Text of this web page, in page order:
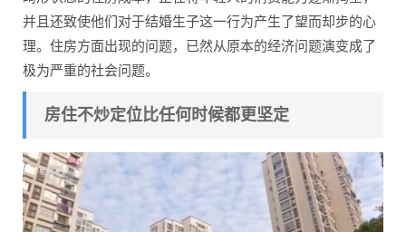
并且还致使他们对于结婚生子这一行为产生了望而却步的心
理。住房方面出现的问题，已然从原本的经济问题演变成了
极为严重的社会问题。
房住不炒定位比任何时候都更坚定